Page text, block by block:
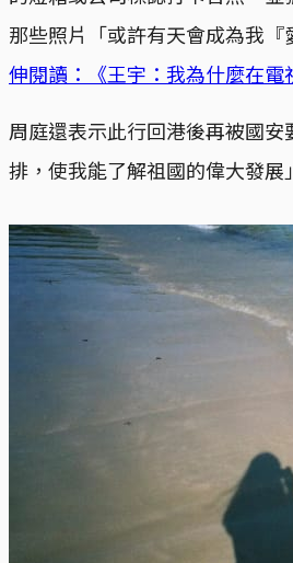
那些照片「或許有天會成為我『
伸閱讀：《王宇：我為什麼在電
周庭還表示此行回港後再被國
排，使我能了解祖國的偉大發展